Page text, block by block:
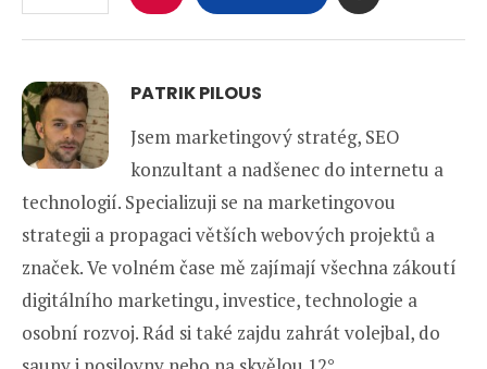
PATRIK PILOUS
Jsem marketingový stratég, SEO
konzultant a nadšenec do internetu a
technologií. Specializuji se na marketingovou
strategii a propagaci větších webových projektů a
značek. Ve volném čase mě zajímají všechna zákoutí
digitálního marketingu, investice, technologie a
osobní rozvoj. Rád si také zajdu zahrát volejbal, do